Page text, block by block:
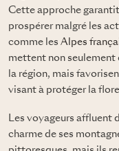
Cette approche
prospérer malgré les
comme les Alpes
mettent non seulement
la région, mais
visant à protéger la
Les voyageurs affluent
charme de ses